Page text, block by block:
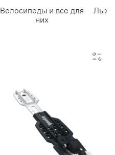
Велосипеды и все для
них